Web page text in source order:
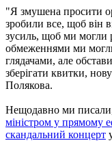
"Я змушена просити
зробили все, щоб він
зусиль, щоб ми могли
обмеженнями ми
глядачами, але
зберігати квитки,
Полякова.
Нещодавно ми
міністром у прямому
скандальний концерт